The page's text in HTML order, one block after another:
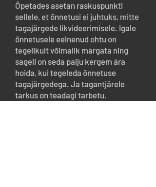
Õpetades asetan raskuspunkti
sellele, et õnnetusi ei juhtuks, mitte
tagajärgede likvideerimisele. Igale
õnnetusele eelnenud ohtu on
tegelikult võimalik märgata ning
sageli on seda palju kergem ära
hoida, kui tegeleda õnnetuse
tagajärgedega. Ja tagantjärele
tarkus on teadagi tarbetu.